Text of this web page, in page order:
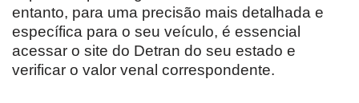
entanto, para uma precisão mais detalhada e
específica para o seu veículo, é essencial
acessar o site do Detran do seu estado e
verificar o valor venal correspondente.